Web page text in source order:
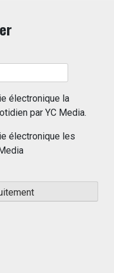
électronique la
par YC Media.
électronique les